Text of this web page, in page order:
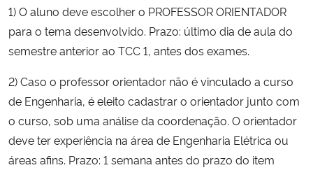
Ministério de Minas e Energia
Ministério da Ciência, Tecnologia, Inovações e Comunicações
Ministério do Meio Ambiente
Ministério do Turismo
Ministério do Desenvolvimento Regional
1) O aluno deve escolher o PROFESSOR ORIENTADOR
para o tema desenvolvido. Prazo: último dia de aula do
semestre anterior ao TCC 1, antes dos exames.
2) Caso o professor orientador não é vinculado a curso
de Engenharia, é eleito cadastrar o orientador junto com
o curso, sob uma análise da coordenação. O orientador
deve ter experiência na área de Engenharia Elétrica ou
áreas afins. Prazo: 1 semana antes do prazo do item